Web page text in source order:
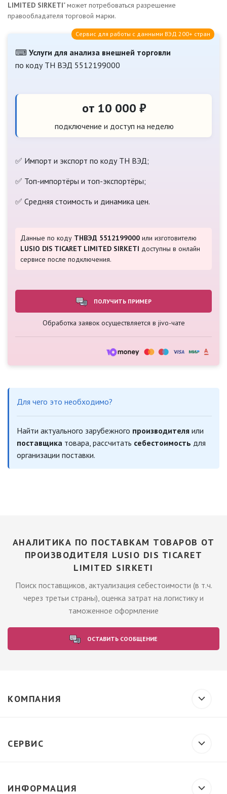
LIMITED SIRKETI" может потребоваться разрешение
правообладателя торговой марки.
⌨ Услуги для анализа внешней торговли
по коду ТН ВЭД 5512199000
Сервис для работы с данными ВЭД 200+ стран
от 10 000 ₽
подключение и доступ на неделю
✅ Импорт и экспорт по коду ТН ВЭД;
✅ Топ-импортёры и топ-экспортёры;
✅ Средняя стоимость и динамика цен.
Данные по коду ТНВЭД 5512199000 или изготовителю
LUSIO DIS TICARET LIMITED SIRKETI доступны в онлайн
сервисе после подключения.
ПОЛУЧИТЬ ПРИМЕР
Обработка заявок осуществляется в jivo-чате
Для чего это необходимо?
Найти актуального зарубежного производителя или
поставщика товара, рассчитать себестоимость для
организации поставки.
АНАЛИТИКА ПО ПОСТАВКАМ ТОВАРОВ ОТ
ПРОИЗВОДИТЕЛЯ LUSIO DIS TICARET
LIMITED SIRKETI
Поиск поставщиков, актуализация себестоимости (в т.ч.
через третьи страны), оценка затрат на логистику и
таможенное оформление
ОСТАВИТЬ СООБЩЕНИЕ
КОМПАНИЯ
СЕРВИС
ИНФОРМАЦИЯ